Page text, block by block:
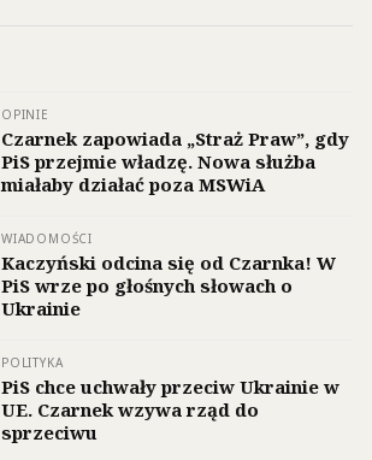
OPINIE
Czarnek zapowiada „Straż Praw”, gdy
PiS przejmie władzę. Nowa służba
miałaby działać poza MSWiA
WIADOMOŚCI
Kaczyński odcina się od Czarnka! W
PiS wrze po głośnych słowach o
Ukrainie
POLITYKA
PiS chce uchwały przeciw Ukrainie w
UE. Czarnek wzywa rząd do
sprzeciwu